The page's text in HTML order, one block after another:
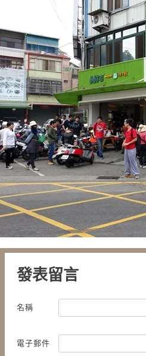
發表留言
名稱
電子郵件